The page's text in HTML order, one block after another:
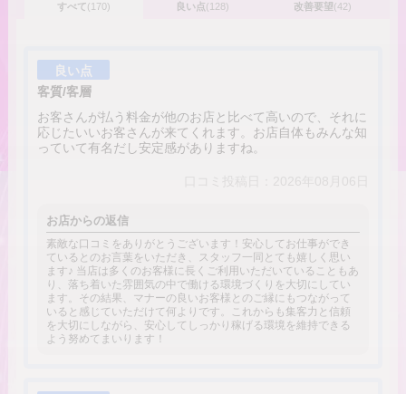
すべて(170) 良い点(128) 改善要望 (42)
良い点
客質/客層
お客さんが払う料金が他のお店と比べて高いので、それに
応じたいいお客さんが来てくれます。お店自体もみんな知
っていて有名だし安定感がありますね。
お店からの返信
素敵な口コミをありがとうございます！安心してお仕事ができ
ているとのお言葉をいただき、スタッフ一同とても嬉しく思い
ます♪ 当店は多くのお客様に長くご利用いただいていることもあ
り、落ち着いた雰囲気の中で働ける環境づくりを大切にしてい
ます。その結果、マナーの良いお客様とのご縁にもつながって
いると感じていただけて何よりです。これからも集客力と信頼
を大切にしながら、安心してしっかり稼げる環境を維持できる
よう努めてまいります！